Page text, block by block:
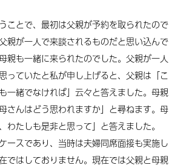
ことで、最初は父親が予約を取られたので
親が一人で来談されるものだと思い込んで
親も一緒に来られたのでした。父親が一人
っていたと私が申し上げると、父親は「こ
一緒でなければ」云々と答えました。母親
さんはどう思われますか」と尋ねます。母
わたしも是非と思って」と答えました。
ースであり、当時は夫婦同席面接も実施し
ではしておりません。現在では父親と母親